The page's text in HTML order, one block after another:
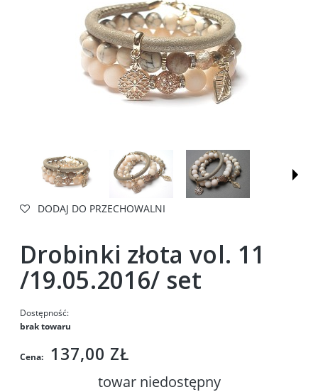
DODAJ DO PRZECHOWALNI
Drobinki złota vol. 11
/19.05.2016/ set
Dostępność:
brak towaru
Cena: 137,00 ZŁ
towar niedostępny